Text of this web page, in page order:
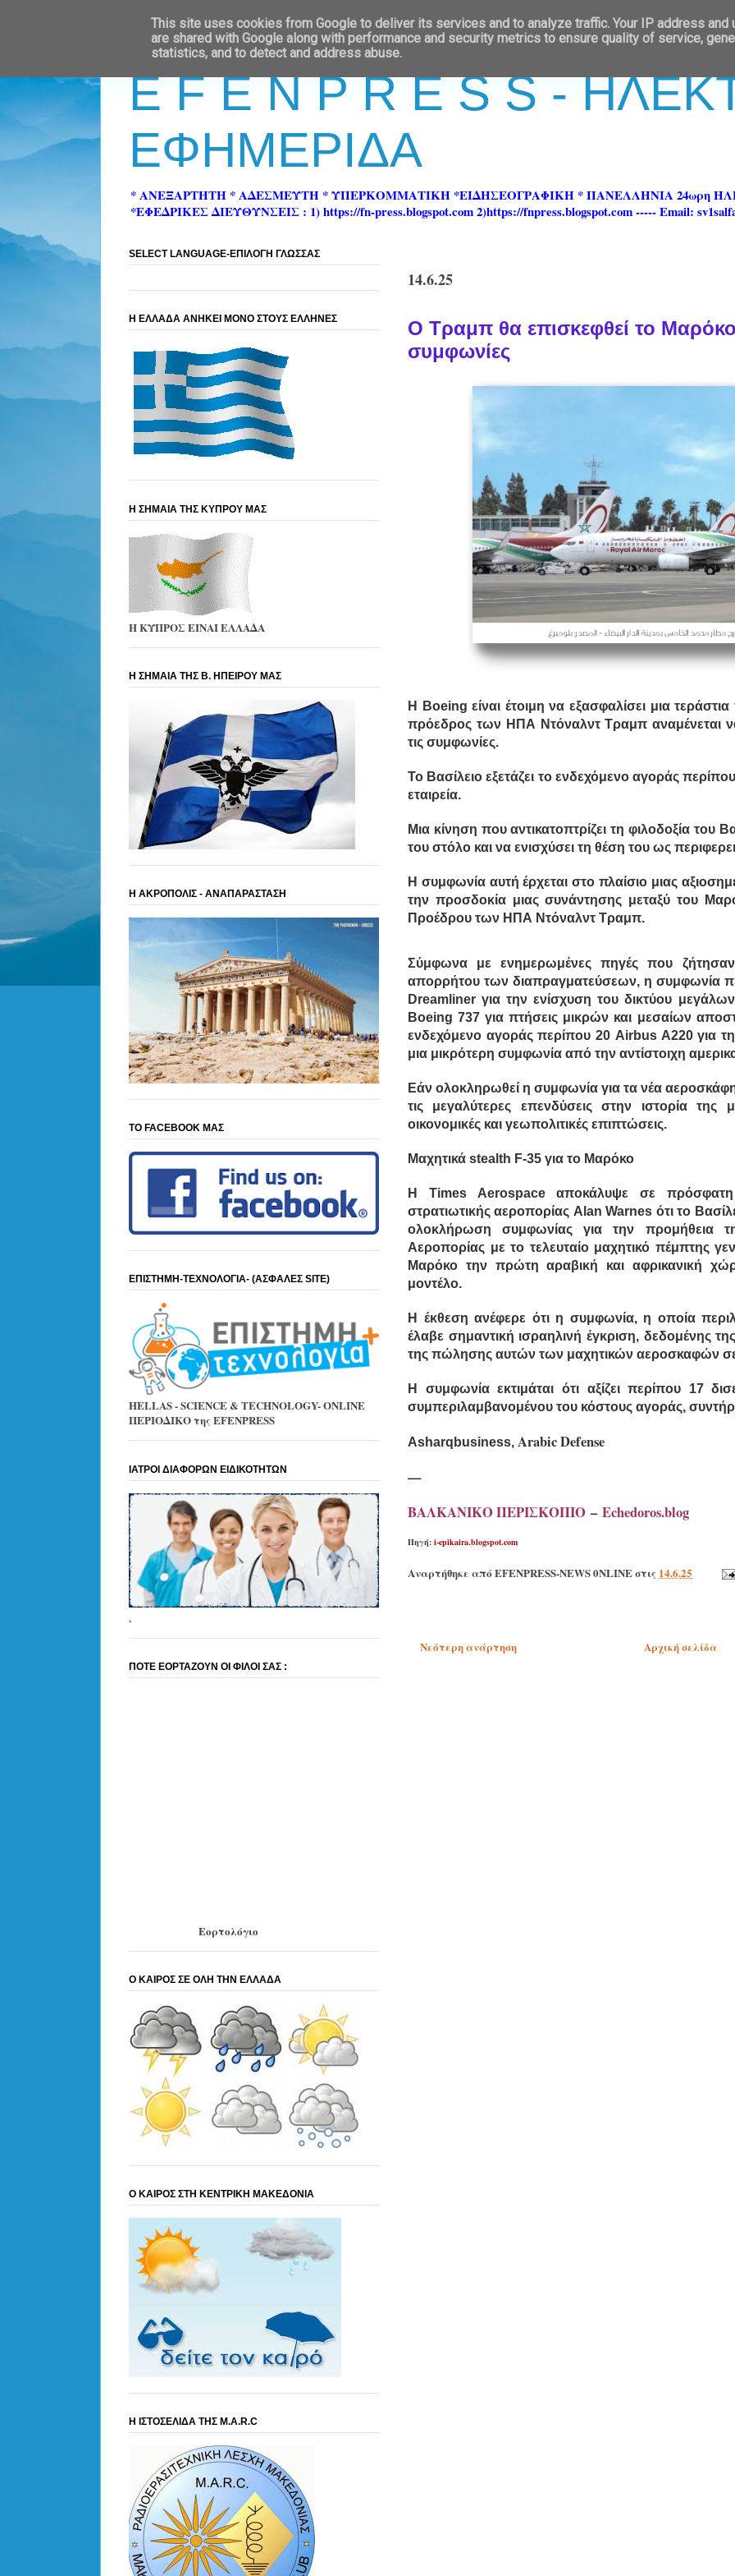
E F E N P R E S S -
ΕΦΗΜΕΡΙΔΑ
* ΑΝΕΞΑΡΤΗΤΗ * ΑΔΕΣΜΕΥΤΗ * ΥΠΕΡΚΟΜΜΑΤΙΚΗ *ΕΙΔΗΣΕΟΓΡΑΦΙΚΗ * ΠΑΝΕΛΛΗΝΙΑ 24ωρη
*ΕΦΕΔΡΙΚΕΣ ΔΙΕΥΘΥΝΣΕΙΣ : 1) https://fn-press.blogspot.com 2)https://fnpress.blogspot.com ----- Email:
14.6.25
Ο Τραμπ θα επισκεφθεί το Μαρόκο,
συμφωνίες
Η Boeing είναι έτοιμη να εξασφαλίσει μια
πρόεδρος των ΗΠΑ Ντόναλντ Τραμπ αναμένεται
τις συμφωνίες.
Το Βασίλειο εξετάζει το ενδεχόμενο αγοράς
εταιρεία.
Μια κίνηση που αντικατοπτρίζει τη φιλοδοξία του
του στόλο και να ενισχύσει τη θέση του ως
Η συμφωνία αυτή έρχεται στο πλαίσιο μιας
την προσδοκία μιας συνάντησης μεταξύ του
Προέδρου των ΗΠΑ Ντόναλντ Τραμπ.
Σύμφωνα με ενημερωμένες πηγές που
απορρήτου των διαπραγματεύσεων, η συμφωνία
Dreamliner για την ενίσχυση του δικτύου
Boeing 737 για πτήσεις μικρών και μεσαίων
ενδεχόμενο αγοράς περίπου 20 Airbus A220 για
μια μικρότερη συμφωνία από την αντίστοιχη
Εάν ολοκληρωθεί η συμφωνία για τα νέα
τις μεγαλύτερες επενδύσεις στην ιστορία της
οικονομικές και γεωπολιτικές επιπτώσεις.
Μαχητικά stealth F-35 για το Μαρόκο
Η Times Aerospace αποκάλυψε σε
στρατιωτικής αεροπορίας Alan Warnes ότι το
ολοκλήρωση συμφωνίας για την προμήθεια
Αεροπορίας με το τελευταίο μαχητικό πέμπτης
Μαρόκο την πρώτη αραβική και αφρικανική
μοντέλο.
Η έκθεση ανέφερε ότι η συμφωνία, η οποία
έλαβε σημαντική ισραηλινή έγκριση, δεδομένης
της πώλησης αυτών των μαχητικών αεροσκαφών
Η συμφωνία εκτιμάται ότι αξίζει περίπου 17
συμπεριλαμβανομένου του κόστους αγοράς,
Asharqbusiness, Arabic Defense
—
ΒΑΛΚΑΝΙΚΟ ΠΕΡΙΣΚΟΠΙΟ – Echedoros.blog
Πηγή: i-epikaira.blogspot.com
Αναρτήθηκε από EFENPRESS-NEWS 0NLINEστις 14.6.25
Νεότερη ανάρτηση Αρχική σελίδα
SELECT LANGUAGE-ΕΠΙΛΟΓΗ ΓΛΩΣΣΑΣ
Η ΕΛΛΑΔΑ ΑΝΗΚΕΙ ΜΟΝΟ ΣΤΟΥΣ ΕΛΛΗΝΕΣ
Η ΣΗΜΑΙΑ ΤΗΣ ΚΥΠΡΟΥ ΜΑΣ
Η ΚΥΠΡΟΣ ΕΙΝΑΙ ΕΛΛΑΔΑ
Η ΣΗΜΑΙΑ ΤΗΣ Β. ΗΠΕΙΡΟΥ ΜΑΣ
Η ΑΚΡΟΠΟΛΙΣ - ΑΝΑΠΑΡΑΣΤΑΣΗ
ΤΟ FACEBOOK ΜΑΣ
ΕΠΙΣΤΗΜΗ-ΤΕΧΝΟΛΟΓΙΑ- (ΑΣΦΑΛΕΣ SITE)
HELLAS - SCIENCE & TECHNOLOGY- ONLINE
ΠΕΡΙΟΔΙΚΟ της EFENPRESS
ΙΑΤΡΟΙ ΔΙΑΦΟΡΩΝ ΕΙΔΙΚΟΤΗΤΩΝ
.
ΠΟΤΕ ΕΟΡΤΑΖΟΥΝ ΟΙ ΦΙΛΟΙ ΣΑΣ :
Εορτολόγιο
Ο ΚΑΙΡΟΣ ΣΕ ΟΛΗ ΤΗΝ ΕΛΛΑΔΑ
Ο ΚΑΙΡΟΣ ΣΤΗ ΚΕΝΤΡΙΚΗ ΜΑΚΕΔΟΝΙΑ
Η ΙΣΤΟΣΕΛΙΔΑ ΤΗΣ M.A.R.C
This site uses cookies from Google to deliver its services and to analyze traffic. Your IP address and
are shared with Google along with performance and security metrics to ensure quality of service,
statistics, and to detect and address abuse.